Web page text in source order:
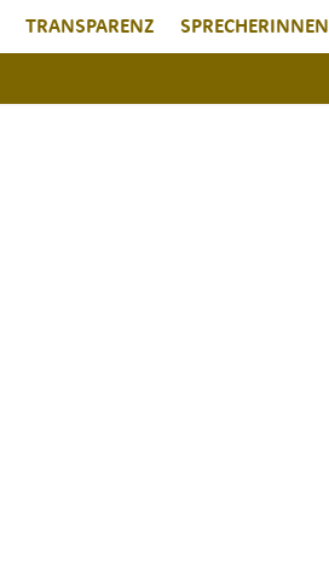
TRANSPARENZ SPRECHERINNEN